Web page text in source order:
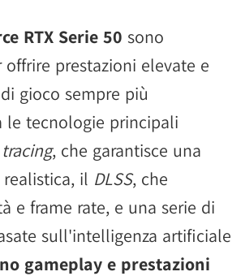
RTX Serie 50 sono
prestazioni elevate e
gioco sempre più
le tecnologie principali
, che garantisce una
il DLSS, che
e frame rate, e una serie di
sull'intelligenza artificiale
gameplay e prestazioni